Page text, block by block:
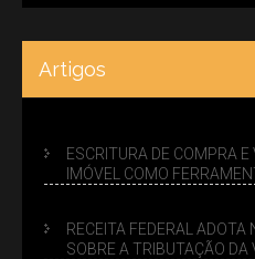
Artigos
ESCRITURA DE COMPRA
IMÓVEL COMO
RECEITA FEDERAL
SOBRE A TRIBUTAÇÃO DA